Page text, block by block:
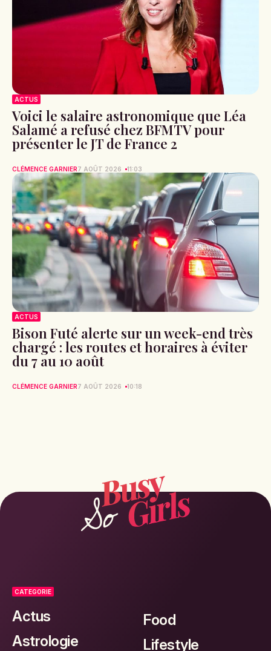
ACTUS
Voici le salaire astronomique que Léa
Salamé a refusé chez BFMTV pour
présenter le JT de France 2
CLÉMENCE GARNIER7 AOÛT 2026 11:03
ACTUS
Bison Futé alerte sur un week-end très
chargé : les routes et horaires à éviter
du 7 au 10 août
CLÉMENCE GARNIER7 AOÛT 2026 10:18
CATEGORIE
Actus
Astrologie
Food
Lifestyle